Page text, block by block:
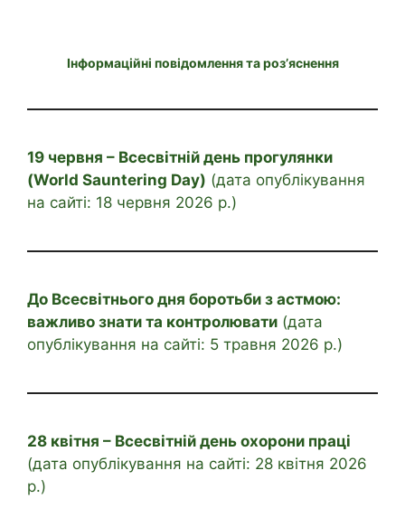
Інформаційні повідомлення та роз’яснення
19 червня – Всесвітній день прогулянки
(World Sauntering Day) (дата опублікування
на сайті: 18 червня 2026 р.)
До Всесвітнього дня боротьби з астмою:
важливо знати та контролювати (дата
опублікування на сайті: 5 травня 2026 р.)
28 квітня – Всесвітній день охорони праці
(дата опублікування на сайті: 28 квітня 2026
р.)